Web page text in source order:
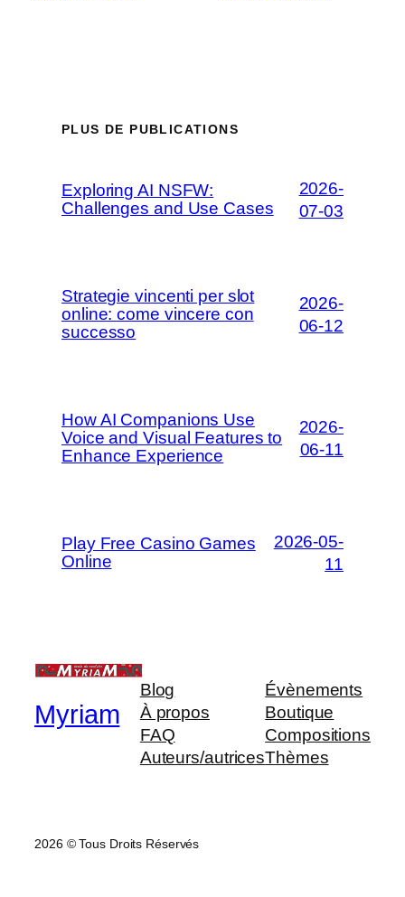
PLUS DE PUBLICATIONS
Exploring AI NSFW:
Challenges and Use Cases
2026-
07-03
Strategie vincenti per slot
online: come vincere con
successo
2026-
06-12
How AI Companions Use
Voice and Visual Features to
Enhance Experience
2026-
06-11
Play Free Casino Games
Online
2026-05-
11
Myriam
Blog
À propos
FAQ
Auteurs/autrices
Évènements
Boutique
Compositions
Thèmes
2026 © Tous Droits Réservés